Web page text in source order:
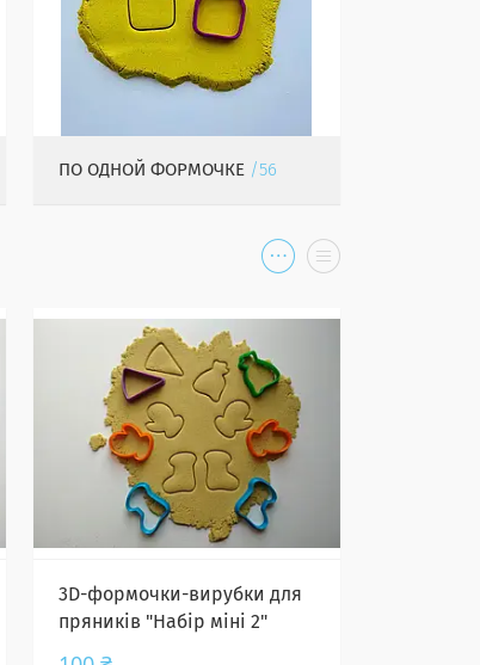
ПО ОДНОЙ ФОРМОЧКЕ 56
3D-формочки-вирубки для
пряників "Набір міні 2"